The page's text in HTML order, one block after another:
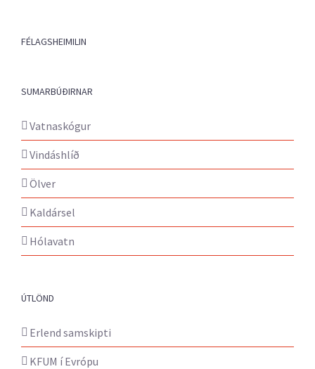
FÉLAGSHEIMILIN
SUMARBÚÐIRNAR
Vatnaskógur
Vindáshlíð
Ölver
Kaldársel
Hólavatn
ÚTLÖND
Erlend samskipti
KFUM í Evrópu